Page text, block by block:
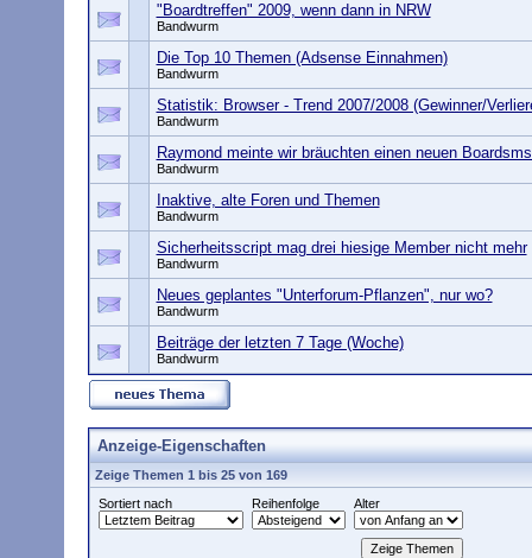
"Boardtreffen" 2009, wenn dann in NRW
Bandwurm
Die Top 10 Themen (Adsense Einnahmen)
Bandwurm
Statistik: Browser - Trend 2007/2008 (Gewinner/
Bandwurm
Raymond meinte wir bräuchten einen neuen
Bandwurm
Inaktive, alte Foren und Themen
Bandwurm
Sicherheitsscript mag drei hiesige Member nicht mehr
Bandwurm
Neues geplantes "Unterforum-Pflanzen", nur wo?
Bandwurm
Beiträge der letzten 7 Tage (Woche)
Bandwurm
Anzeige-Eigenschaften
Zeige Themen 1 bis 25 von 169
Sortiert nach
Reihenfolge Alter